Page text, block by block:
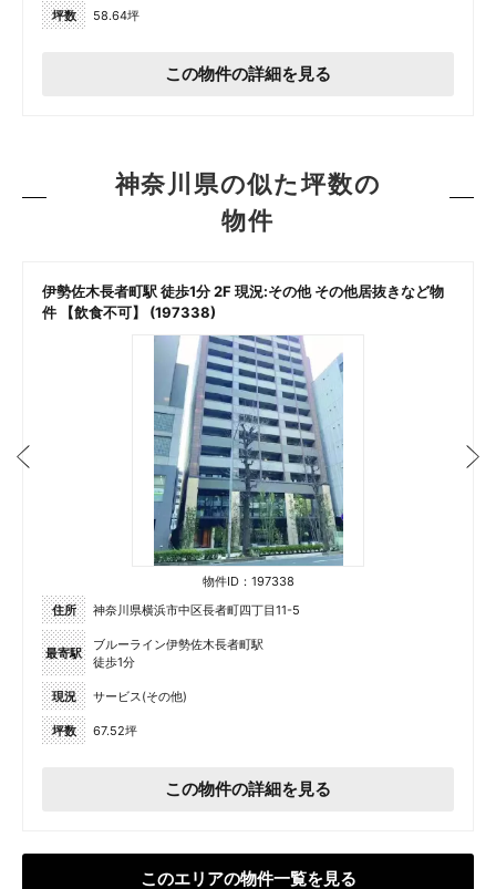
坪数 58.64坪
この物件の詳細を見る
神奈川県の似た坪数の
物件
伊勢佐木長者町駅 徒歩1分 2F 現況:その他 その他居抜きなど物
件 【飲食不可】 (197338)
物件ID：197338
住所
神奈川県横浜市中区長者町四丁目11-5
最寄駅
ブルーライン伊勢佐木長者町駅
徒歩1分
現況 サービス(その他)
坪数 67.52坪
この物件の詳細を見る
このエリアの物件一覧を見る